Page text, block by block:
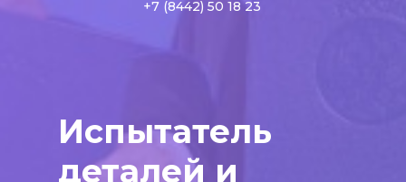
Испытатель
деталей и
+7 (8442) 50 18 23